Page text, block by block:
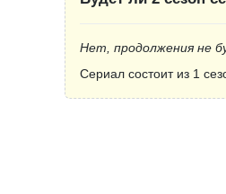
Нет, продолжения не
Сериал состоит из 1